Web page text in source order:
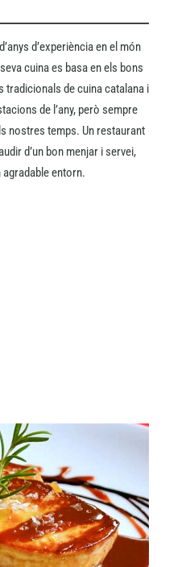
d’experiència en el món
cuina es basa en els bons
tradicionals de cuina catalana i
de l’any, però sempre
nostres temps. Un restaurant
d’un bon menjar i servei,
agradable entorn.